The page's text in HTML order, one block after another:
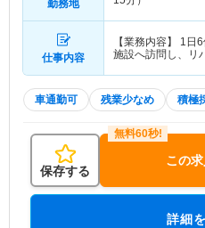
勤務地
仕事内容
【業務内容】 1日
施設へ訪問し、リ
車通勤可 残業少なめ 積極
保存する
この
詳細